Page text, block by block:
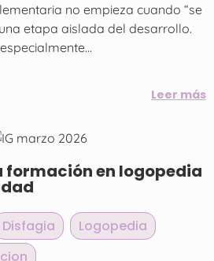
no empieza cuando “se
etapa aislada del desarrollo.
Leer más
formación en logopedia
Disfagia Logopedia